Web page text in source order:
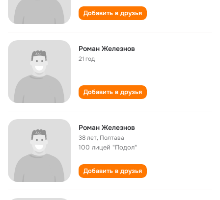
Добавить в друзья
Роман Железнов
21 год
Добавить в друзья
Роман Железнов
38 лет, Полтава
100 лицей "Подол"
Добавить в друзья